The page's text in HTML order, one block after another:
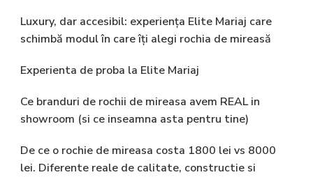
Luxury, dar accesibil: experiența Elite Mariaj care
schimbă modul în care îți alegi rochia de mireasă
Experienta de proba la Elite Mariaj
Ce branduri de rochii de mireasa avem REAL in
showroom (si ce inseamna asta pentru tine)
De ce o rochie de mireasa costa 1800 lei vs 8000
lei. Diferente reale de calitate, constructie si